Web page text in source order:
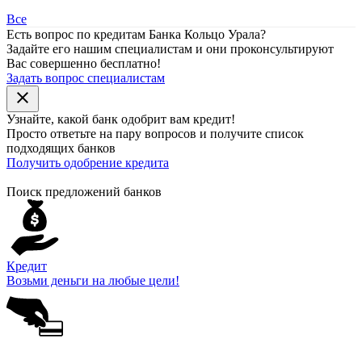
Все
Есть вопрос по кредитам Банка Кольцо Урала?
Задайте его нашим специалистам и они проконсультируют
Вас совершенно бесплатно!
Задать вопрос специалистам
close
Узнайте, какой банк одобрит вам кредит!
Просто ответьте на пару вопросов и получите список
подходящих банков
Получить одобрение кредита
Поиск предложений банков
Кредит
Возьми деньги на любые цели!